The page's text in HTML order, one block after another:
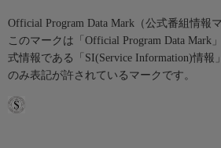
Official Program Data Mark（公式番組情報マ
このマークは「Official Program Data Mark
式情報である「SI(Service Information)情報
のみ表記が許されているマークです。